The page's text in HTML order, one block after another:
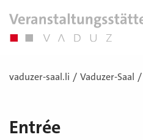
vaduzer-saal.li Vaduzer-Saal
Entrée